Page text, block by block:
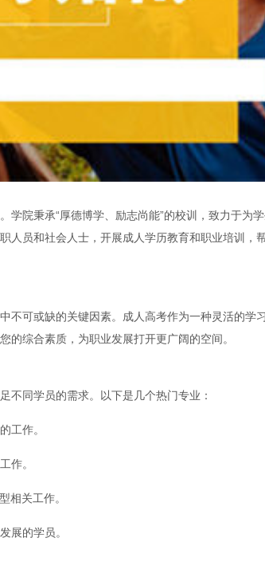
院秉承“厚德博学、励志尚能”的校训，致力于为
人员和社会人士，开展成人学历教育和职业培训，
不可或缺的关键因素。成人高考作为一种灵活的学
综合素质，为职业发展打开更广阔的空间。
不同学员的需求。以下是几个热门专业：
工作。
作。
相关工作。
展的学员。